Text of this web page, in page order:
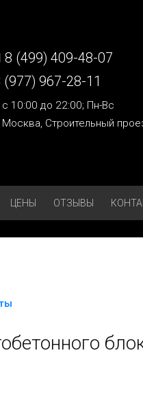
8 (499) 409-48-07
(977) 967-28-11
c 10:00 до 22:00; Пн-Вс
Москва, Строительный
ЦЕНЫ ОТЗЫВЫ